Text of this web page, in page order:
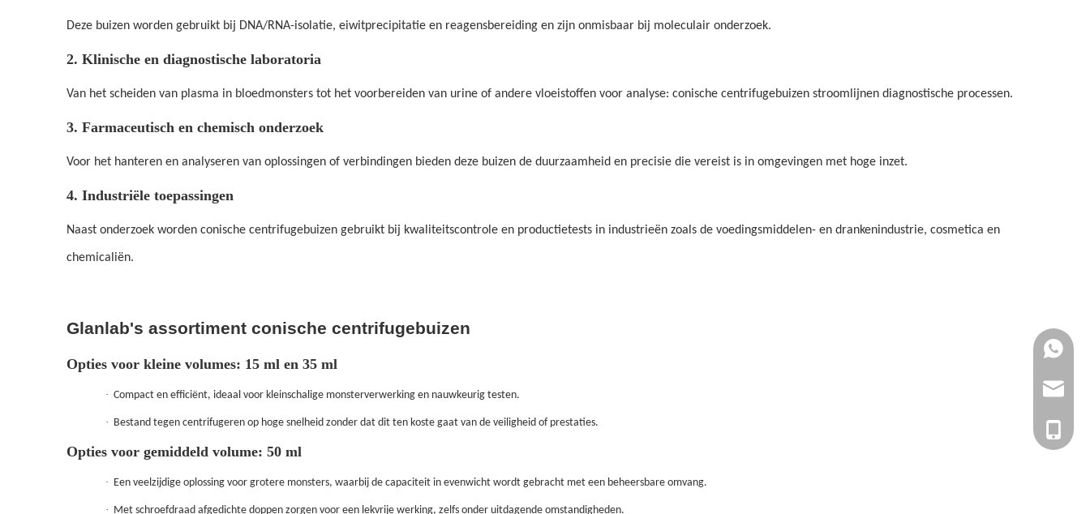
Deze buizen worden gebruikt bij DNA/RNA-isolatie, eiwitprecipitatie en reagensbereiding en zijn onmisbaar bij moleculair onderzoek.
2. Klinische en diagnostische laboratoria
Van het scheiden van plasma in bloedmonsters tot het voorbereiden van urine of andere vloeistoffen voor analyse: conische centrifugebuizen stroomlijnen diagnostische processen.
3. Farmaceutisch en chemisch onderzoek
Voor het hanteren en analyseren van oplossingen of verbindingen bieden deze buizen de duurzaamheid en precisie die vereist is in omgevingen met hoge inzet.
4. Industriële toepassingen
Naast onderzoek worden conische centrifugebuizen gebruikt bij kwaliteitscontrole en productietests in industrieën zoals de voedingsmiddelen- en drankenindustrie, cosmetica en
chemicaliën.
Glanlab's assortiment conische centrifugebuizen
Opties voor kleine volumes: 15 ml en 35 ml
· Compact en efficiënt, ideaal voor kleinschalige monsterverwerking en nauwkeurig testen.
· Bestand tegen centrifugeren op hoge snelheid zonder dat dit ten koste gaat van de veiligheid of prestaties.
Opties voor gemiddeld volume: 50 ml
· Een veelzijdige oplossing voor grotere monsters, waarbij de capaciteit in evenwicht wordt gebracht met een beheersbare omvang.
· Met schroefdraad afgedichte doppen zorgen voor een lekvrije werking, zelfs onder uitdagende omstandigheden.
+86-
+86-